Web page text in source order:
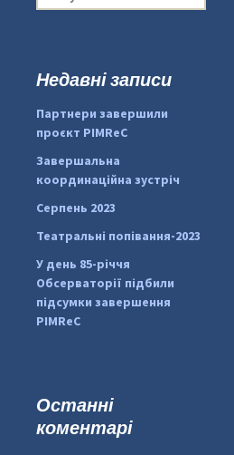
#PipIvanToday
pimrec_project
о
:Недавні записи
Партнери завершили
проєкт PIMReC
Завершальна
координаційна зустріч
Серпень 2023
Театральні попівання-2023
У день 85-річчя
Обсерваторії підбили
підсумки завершення
PIMReC
Останні
коментарі